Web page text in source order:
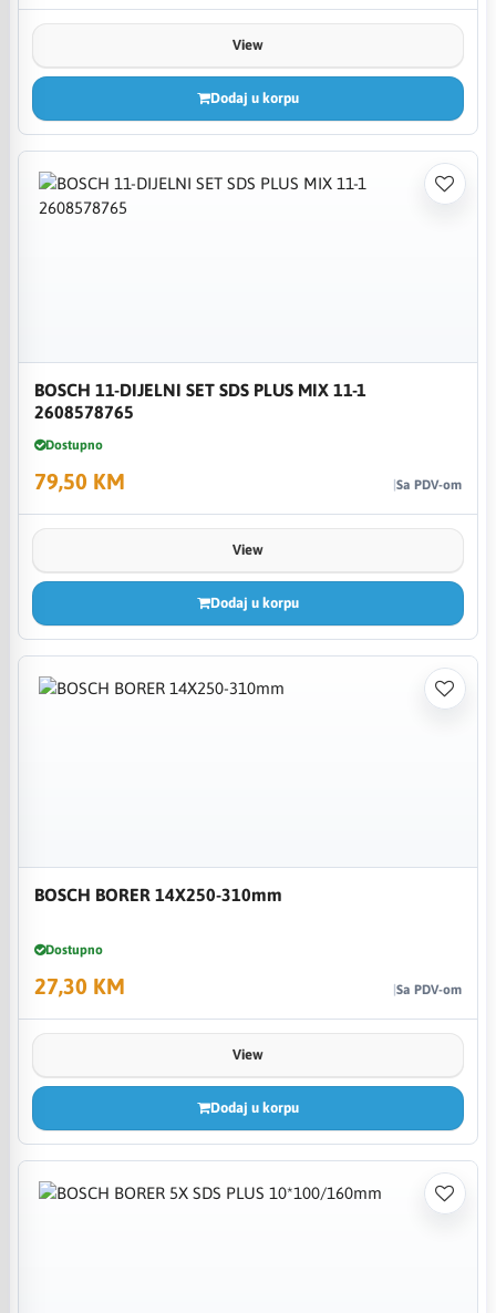
View
Dodaj u korpu
BOSCH 11-DIJELNI SET SDS PLUS MIX 11-1
2608578765
Dostupno
79,50 KM Sa PDV-om
View
Dodaj u korpu
BOSCH BORER 14X250-310mm
Dostupno
27,30 KM Sa PDV-om
View
Dodaj u korpu